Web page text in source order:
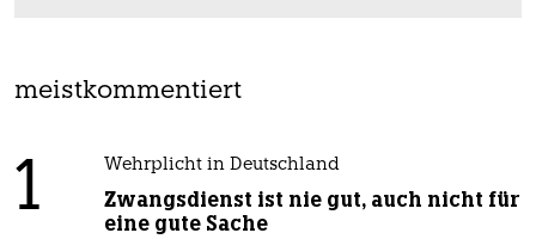
meistkommentiert
1 Wehrplicht in Deutschland
Zwangsdienst ist nie gut, auch nicht für
eine gute Sache